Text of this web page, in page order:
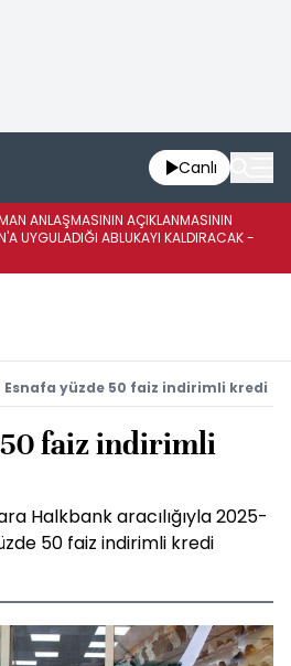
Canlı
ANLAŞMASININ AÇIKLANMASININ
UYGULADIĞI ABLUKAYI KALDIRACAK -
Esnafa yüzde 50 faiz indirimli kredi
50 faiz indirimli
Halkbank aracılığıyla 2025-
50 faiz indirimli kredi